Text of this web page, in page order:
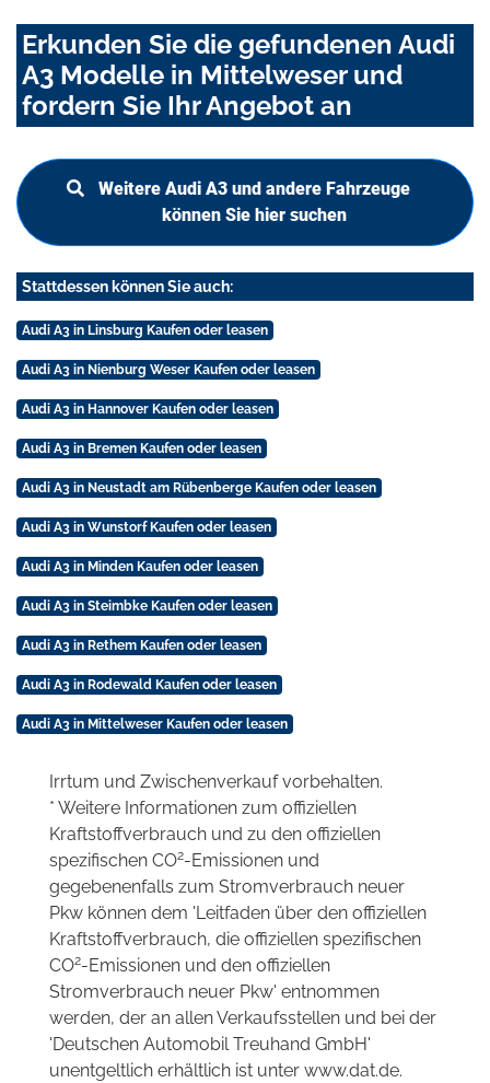
Erkunden Sie die gefundenen Audi
A3 Modelle in Mittelweser und
fordern Sie Ihr Angebot an
Weitere Audi A3 und andere Fahrzeuge
können Sie hier suchen
Stattdessen können Sie auch:
Audi A3 in Linsburg Kaufen oder leasen
Audi A3 in Nienburg Weser Kaufen oder leasen
Audi A3 in Hannover Kaufen oder leasen
Audi A3 in Bremen Kaufen oder leasen
Audi A3 in Neustadt am Rübenberge Kaufen oder leasen
Audi A3 in Wunstorf Kaufen oder leasen
Audi A3 in Minden Kaufen oder leasen
Audi A3 in Steimbke Kaufen oder leasen
Audi A3 in Rethem Kaufen oder leasen
Audi A3 in Rodewald Kaufen oder leasen
Audi A3 in Mittelweser Kaufen oder leasen
Irrtum und Zwischenverkauf vorbehalten.
* Weitere Informationen zum offiziellen
Kraftstoffverbrauch und zu den offiziellen
spezifischen CO2-Emissionen und
gegebenenfalls zum Stromverbrauch neuer
Pkw können dem 'Leitfaden über den offiziellen
Kraftstoffverbrauch, die offiziellen spezifischen
CO2-Emissionen und den offiziellen
Stromverbrauch neuer Pkw' entnommen
werden, der an allen Verkaufsstellen und bei der
'Deutschen Automobil Treuhand GmbH'
unentgeltlich erhältlich ist unter www.dat.de.